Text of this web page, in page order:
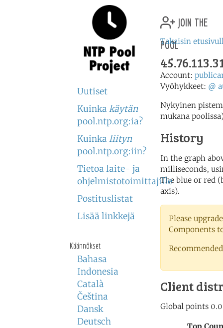
Uutiset
Kuinka käytän
pool.ntp.org:ia?
Kuinka liityn
pool.ntp.org:iin?
Tietoa laite- ja
ohjelmistotoimittajille
Postituslistat
Lisää linkkejä
Käännökset
Bahasa
Indonesia
Català
Čeština
Dansk
Deutsch
join the
pool
Takaisin
Account:
Vyöhykkeet: @
Nykyinen
mukana
History
In the graph
milliseconds,
The blue or red
axis).
Please
Components
Client